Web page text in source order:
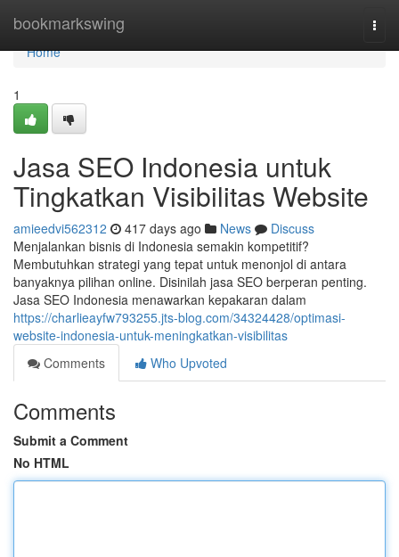
bookmarkswing
Home
Home
1
Jasa SEO Indonesia untuk
Tingkatkan Visibilitas Website
amieedvi562312 417 days ago News
Discuss
Menjalankan bisnis di Indonesia semakin kompetitif?
Membutuhkan strategi yang tepat untuk menonjol di antara
banyaknya pilihan online. Disinilah jasa SEO berperan penting.
Jasa SEO Indonesia menawarkan kepakaran dalam
https://charlieayfw793255.jts-blog.com/34324428/optimasi-
website-indonesia-untuk-meningkatkan-visibilitas
Comments
Who Upvoted
Comments
Submit a Comment
No HTML